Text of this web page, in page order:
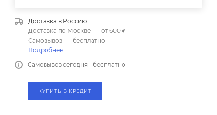
Доставка в Россию
Доставка по Москве — от 600 ₽
Самовывоз — бесплатно
Подробнее
Самовывоз сегодня - бесплатно
КУПИТЬ В КРЕДИТ